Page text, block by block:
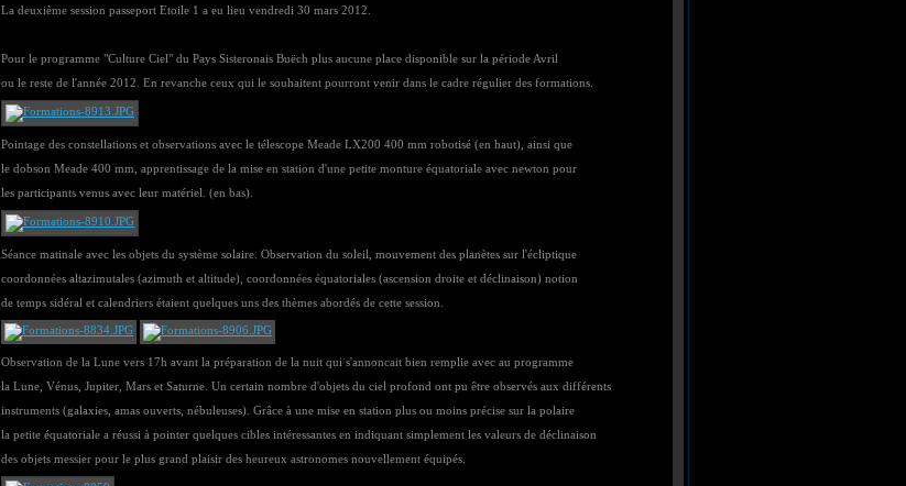
La deuxième session passeport Etoile 1 a eu lieu vendredi 30 mars 2012.
Pour le programme "Culture Ciel" du Pays Sisteronais Buëch plus aucune place disponible sur la période Avril
ou le reste de l'année 2012. En revanche ceux qui le souhaitent pourront venir dans le cadre régulier des formations.
Pointage des constellations et observations avec le télescope Meade LX200 400 mm robotisé (en haut), ainsi que
le dobson Meade 400 mm, apprentissage de la mise en station d'une petite monture équatoriale avec newton pour
les participants venus avec leur matériel. (en bas).
Séance matinale avec les objets du système solaire. Observation du soleil, mouvement des planètes sur l'écliptique
coordonnées altazimutales (azimuth et altitude), coordonnées équatoriales (ascension droite et déclinaison) notion
de temps sidéral et calendriers étaient quelques uns des thèmes abordés de cette session.
Observation de la Lune vers 17h avant la préparation de la nuit qui s'annoncait bien remplie avec au programme
la Lune, Vénus, Jupiter, Mars et Saturne. Un certain nombre d'objets du ciel profond ont pu être observés aux différents
instruments (galaxies, amas ouverts, nébuleuses). Grâce à une mise en station plus ou moins précise sur la polaire
la petite équatoriale a réussi à pointer quelques cibles intéressantes en indiquant simplement les valeurs de déclinaison
des objets messier pour le plus grand plaisir des heureux astronomes nouvellement équipés.